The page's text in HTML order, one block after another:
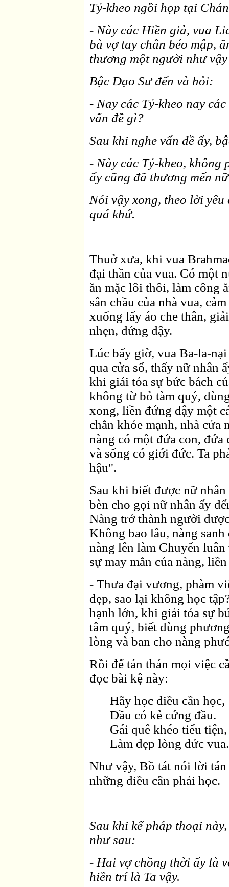
Tỷ-kheo ngồi họp tại
- Này các Hiền giả, vua
bà vợ tay chân béo mập,
thương một người như
Bậc Ðạo Sư đến và hỏi:
- Nay các Tỷ-kheo nay
vấn đề gì?
Sau khi nghe vấn đề ấy,
- Này các Tỷ-kheo,
ấy cũng đã thương mến
Nói vậy xong, theo lời
quá khứ.
Thuở xưa, khi vua
đại thần của vua. Có một
ăn mặc lôi thôi, làm công
sân chầu của nhà vua,
xuống lấy áo che thân,
nhẹn, đứng dậy.
Lúc bấy giờ, vua Ba-la-
qua cửa sổ, thấy nữ nhân
khi giải tỏa sự bức bách
không từ bỏ tàm quý,
xong, liền đứng dậy một
chắn khỏe mạnh, nhà cửa
nàng có một đứa con, đứa
và sống có giới đức. Ta
hậu".
Sau khi biết được nữ
bèn cho gọi nữ nhân ấy
Nàng trở thành người
Không bao lâu, nàng
nàng lên làm Chuyển
sự may mắn của nàng,
- Thưa đại vương, phàm
đẹp, sao lại không học
hạnh lớn, khi giải tỏa sự
tâm quý, biết dùng
lòng và ban cho nàng
Rồi để tán thán mọi việc
đọc bài kệ này:
Hãy học điều cần học,
Dầu có kẻ cứng đầu.
Gái quê khéo tiểu tiện,
Làm đẹp lòng đức vua.
Như vậy, Bồ tát nói lời
những điều cần phải học.
Sau khi kể pháp thoại
như sau:
- Hai vợ chồng thời ấy là
hiền trí là Ta vậy.